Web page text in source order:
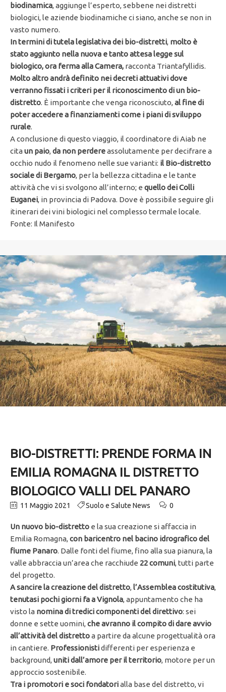
biodinamica, aggiunge l’esperto, sebbene nei distretti
biologici, le aziende biodinamiche ci siano, anche se non in
vasto numero.
In termini di tutela legislativa dei bio-distretti, molto è
stato aggiunto nella nuova e tanto attesa legge sul
biologico, ora ferma alla Camera, racconta Triantafyllidis.
Molto altro andrà definito nei decreti attuativi dove
verranno fissati i criteri per il riconoscimento di un bio-
distretto. È importante che venga riconosciuto,al fine di
poter accedere a finanziamenti come i piani di sviluppo
rurale.
A conclusione di questo viaggio, il coordinatore di Aiab ne
citaun paio,da non perdereassolutamente per decifrare a
occhio nudo il fenomeno nelle sue varianti: il Bio-distretto
sociale di Bergamo, per la bellezza cittadina e le tante
attività che vi si svolgono all’interno; e quello dei Colli
Euganei, in provincia di Padova. Dove è possibile seguire gli
itinerari dei vini biologici nel complesso termale locale.
Fonte: Il Manifesto
BIO-DISTRETTI: PRENDE FORMA IN
EMILIA ROMAGNA IL DISTRETTO
BIOLOGICO VALLI DEL PANARO
11 Maggio 2021 Suolo e Salute News 0
Un nuovo bio-distretto e la sua creazione si affaccia in
Emilia Romagna,con baricentro nel bacino idrografico del
fiume Panaro. Dalle fonti del fiume, fino alla sua pianura, la
valle abbraccia un’area che racchiude 22 comuni, tutti parte
del progetto.
A sancire la creazione del distretto,l’Assemblea costitutiva,
tenutasi pochi giorni fa a Vignola, appuntamento che ha
visto la nomina di tredici componenti del direttivo: sei
donne e sette uomini,che avranno il compito di dare avvio
all’attività del distrettoa partire da alcune progettualità ora
in cantiere. Professionistidifferenti per esperienza e
background,uniti dall’amore per il territorio, motore per un
approccio sostenibile.
Tra i promotori e soci fondatorialla base del distretto, vi